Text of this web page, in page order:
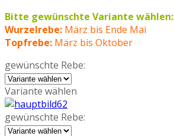
Bitte gewünschte Variante wählen:
Wurzelrebe: März bis Ende Mai
Topfrebe: März bis Oktober
gewünschte Rebe:
Variante wählen
gewünschte Rebe: